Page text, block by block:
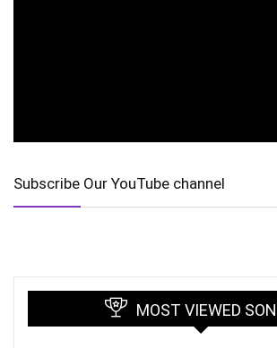
Subscribe Our YouTube channel
MOST VIEWED